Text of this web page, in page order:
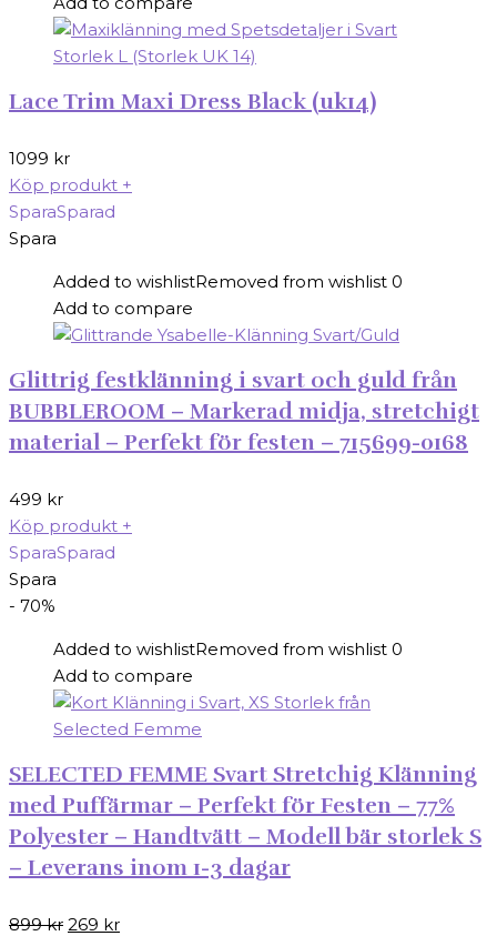
Lace Trim Maxi Dress Black (uk14)
1099 kr
Köp produkt +
SparaSparad
Spara
Added to wishlistRemoved from wishlist 0
Add to compare
Glittrig festklänning i svart och guld från
BUBBLEROOM – Markerad midja, stretchigt
material – Perfekt för festen – 715699-0168
499 kr
Köp produkt +
SparaSparad
Spara
- 70%
Added to wishlistRemoved from wishlist 0
Add to compare
SELECTED FEMME Svart Stretchig Klänning
med Puffärmar – Perfekt för Festen – 77%
Polyester – Handtvätt – Modell bär storlek S
– Leverans inom 1-3 dagar
899kr Det
269 krDet